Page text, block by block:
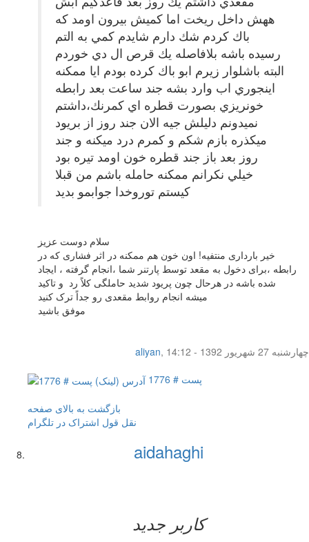
ههش داخل ريخت اما كميش بيرون اومد كه
باك كردم شك دارم شايدم كمي به التم
رسيده باشه بلافاصله يك قرص ال دي خوردم
البته باشلوار زيرم ابو باك كرده بودم ايا ممكنه
اينجوري اب وارد بشه جند ساعت بعد رابطه
خونريزي بصورت قطره اي كمرنك،داشتم
نميدونم دليلش جيه الان جند روز از بريود
ميكذره بازم شكم و كمرم درد ميكنه و جند
روز بعد باز جند قطره خون اومد تيره بود
خيلي نكرانم ممكنه حامله باشم من قبلا
كيستم توروخدا جوابمو بديد
سلام دوست عزیز
خیر بارداری منتفیه! اون خون هم ممکنه در اثر فشاری که در
رابطه ،برای دخول به مقعد توسط پارتنر شما ،انجام گرفته ، ایجاد
شده باشه در هرحال چون پریود شدید حاملگی کلاً رد و تاکید
میشه انجام روابط مقعدی رو جداً ترک کنید
موفق باشید
aliyan,
چهار‌شنبه 27 شهریور 1392 - 14:12
پست # 1776
بازگشت به بالای صفحه
نقل قول اشتراک در تلگرام
aidahaghi
کاربر جدید